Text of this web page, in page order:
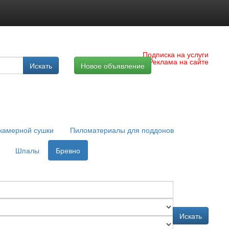
Подписка на услуги
Реклама на сайте
Искать Новое объявление
сушки
Пиломатериалы для поддонов
Шпалы
Бревно
Искать